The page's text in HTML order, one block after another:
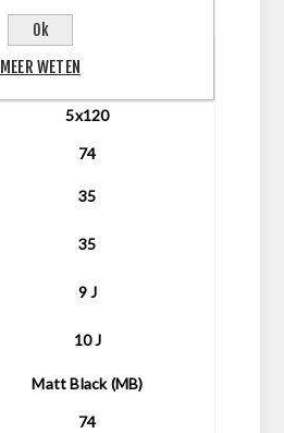
22
5x120
74
35
35
9J
10J
Matt Black (MB)
74
Ok
MEER WETEN